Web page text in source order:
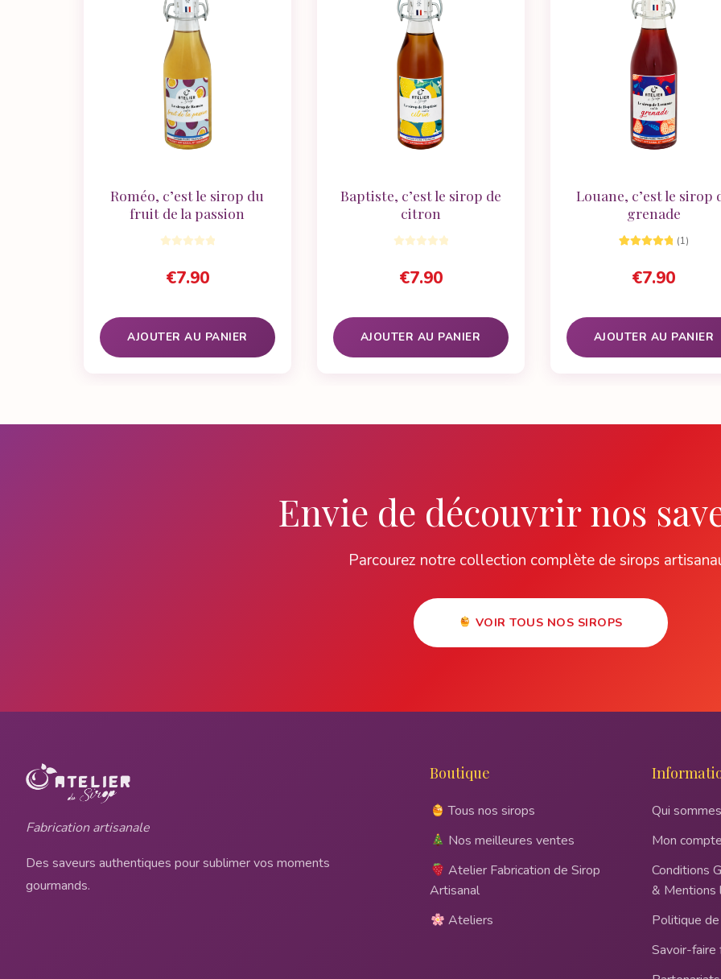
Roméo, c’est le sirop du
fruit de la passion
€7.90
AJOUTER AU PANIER
Baptiste, c’est le sirop de
citron
€7.90
AJOUTER AU PANIER
Louane, c’est le sirop
grenade
5 basé sur
notation client
(1)
€7.90
AJOUTER AU PANIER
Envie de découvrir nos
Parcourez notre collection complète de sirops
VOIR TOUS NOS SIROPS
Fabrication artisanale
Des saveurs authentiques pour sublimer vos moments
gourmands.
Boutique
Tous nos sirops
Nos meilleures ventes
Atelier Fabrication de Sirop
Artisanal
Ateliers
Qui
Mon
Conditions
& Mentions
Politique
Savoir-faire